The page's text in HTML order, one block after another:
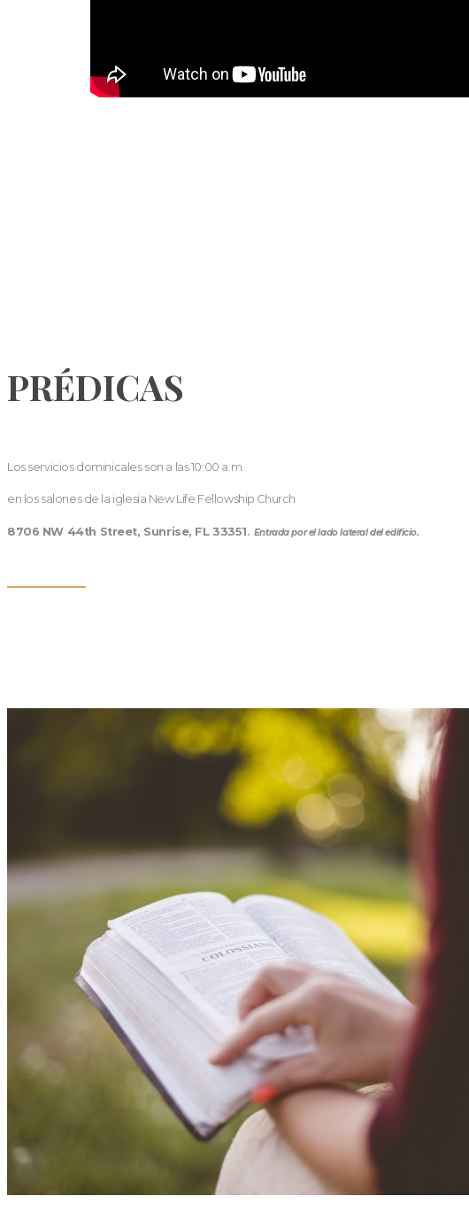
PRÉDICAS
Los servicios dominicales son a las 10:00 a.m.
en los salones de la iglesia New Life Fellowship Church
8706 NW 44th Street, Sunrise, FL 33351. Entrada por el lado lateral del edificio.